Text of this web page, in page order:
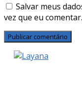
Salvar meus
vez que eu comentar.